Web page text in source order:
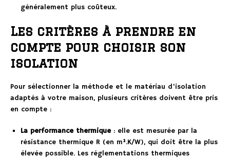
généralement plus coûteux.
Les critères à prendre en
compte pour choisir son
isolation
Pour sélectionner la méthode et le matériau d’isolation
adaptés à votre maison, plusieurs critères doivent être pris
en compte :
La performance thermique: elle est mesurée par la
résistance thermique R (en m².K/W), qui doit être la plus
élevée possible. Les réglementations thermiques